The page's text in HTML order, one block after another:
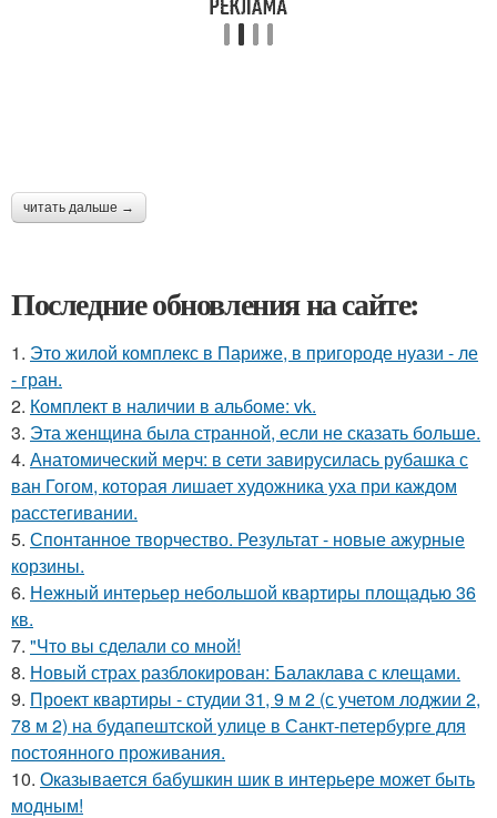
читать дальше →
Последние обновления на сайте:
1. Это жилой комплекс в Париже, в пригороде нуази - ле
- гран.
2. Комплект в наличии в альбоме: vk.
3. Эта женщина была странной, если не сказать больше.
4. Анатомический мерч: в сети завирусилась рубашка с
ван Гогом, которая лишает художника уха при каждом
расстегивании.
5. Спонтанное творчество. Результат - новые ажурные
корзины.
6. Нежный интерьер небольшой квартиры площадью 36
кв.
7. "Что вы сделали со мной!
8. Новый страх разблокирован: Балаклава с клещами.
9. Проект квартиры - студии 31, 9 м 2 (с учетом лоджии 2,
78 м 2) на будапештской улице в Санкт-петербурге для
постоянного проживания.
10. Оказывается бабушкин шик в интерьере может быть
модным!